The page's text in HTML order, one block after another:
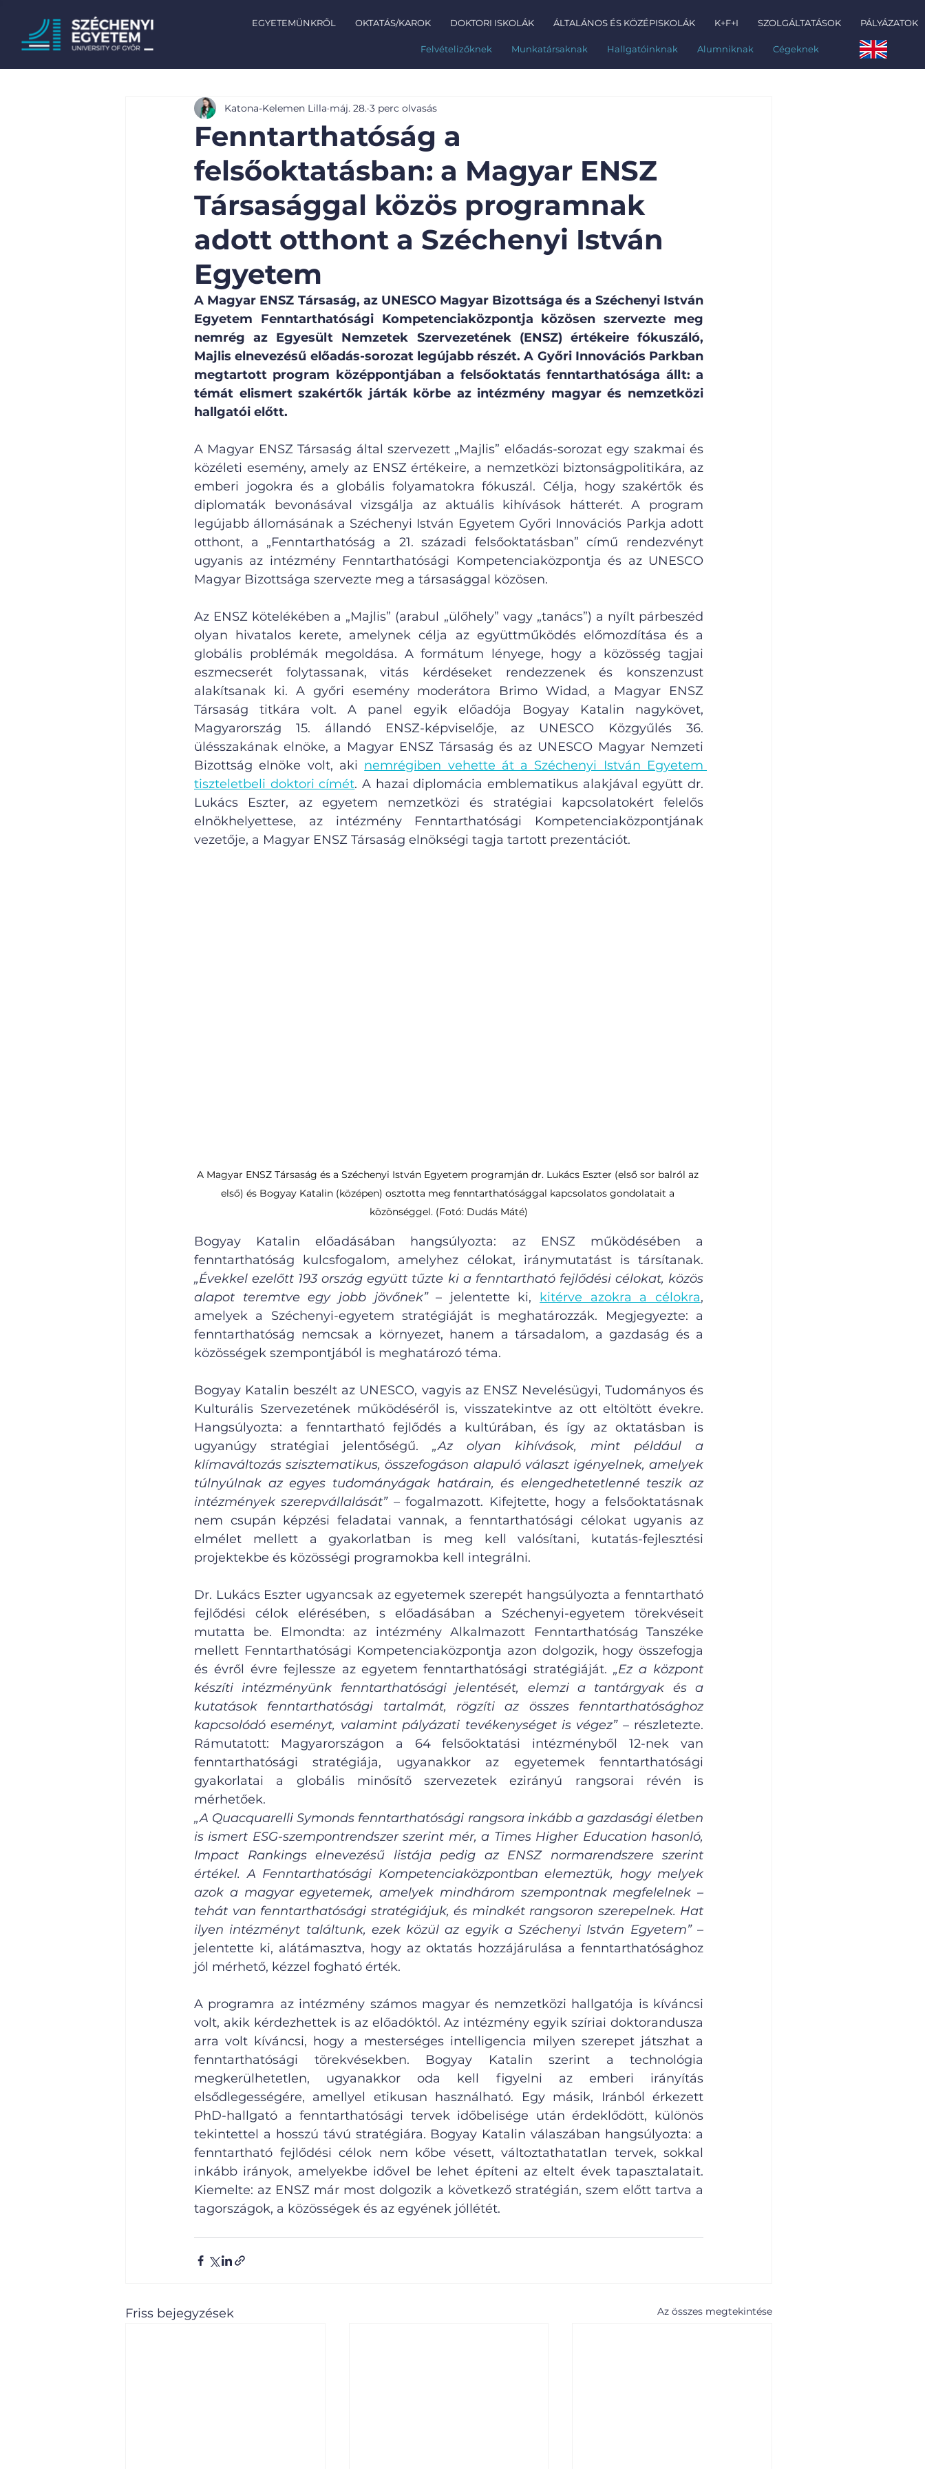
Felvételizőknek Munkatársaknak Hallgatóinknak Alumniknak Cégeknek
EGYETEMÜNKRŐL OKTATÁS/KAROK DOKTORI ISKOLÁK ÁLTALÁNOS ÉS KÖZÉPISKOLÁK K+F+I SZOLGÁLTATÁSOK PÁLYÁZATOK
Fenntarthatóság a
felsőoktatásban: a Magyar ENSZ
Társasággal közös programnak
adott otthont a Széchenyi István
Egyetem
Katona-Kelemen Lilla máj. 28. 3 perc olvasás
A Magyar ENSZ Társaság, az UNESCO Magyar Bizottsága és a Széchenyi István
Egyetem Fenntarthatósági Kompetenciaközpontja közösen szervezte meg
nemrég az Egyesült Nemzetek Szervezetének (ENSZ) értékeire fókuszáló,
Majlis elnevezésű előadás-sorozat legújabb részét. A Győri Innovációs Parkban
megtartott program középpontjában a felsőoktatás fenntarthatósága állt: a
témát elismert szakértők járták körbe az intézmény magyar és nemzetközi
hallgatói előtt.
A Magyar ENSZ Társaság által szervezett „Majlis” előadás-sorozat egy szakmai és
közéleti esemény, amely az ENSZ értékeire, a nemzetközi biztonságpolitikára, az
emberi jogokra és a globális folyamatokra fókuszál. Célja, hogy szakértők és
diplomaták bevonásával vizsgálja az aktuális kihívások hátterét. A program
legújabb állomásának a Széchenyi István Egyetem Győri Innovációs Parkja adott
otthont, a „Fenntarthatóság a 21. századi felsőoktatásban” című rendezvényt
ugyanis az intézmény Fenntarthatósági Kompetenciaközpontja és az UNESCO
Magyar Bizottsága szervezte meg a társasággal közösen.
Az ENSZ kötelékében a „Majlis” (arabul „ülőhely” vagy „tanács”) a nyílt párbeszéd
olyan hivatalos kerete, amelynek célja az együttműködés előmozdítása és a
globális problémák megoldása. A formátum lényege, hogy a közösség tagjai
eszmecserét folytassanak, vitás kérdéseket rendezzenek és konszenzust
alakítsanak ki. A győri esemény moderátora Brimo Widad, a Magyar ENSZ
Társaság titkára volt. A panel egyik előadója Bogyay Katalin nagykövet,
Magyarország 15. állandó ENSZ-képviselője, az UNESCO Közgyűlés 36.
ülésszakának elnöke, a Magyar ENSZ Társaság és az UNESCO Magyar Nemzeti
Bizottság elnöke volt, aki nemrégiben vehette át a Széchenyi István Egyetem
tiszteletbeli doktori címét. A hazai diplomácia emblematikus alakjával együtt dr.
Lukács Eszter, az egyetem nemzetközi és stratégiai kapcsolatokért felelős
elnökhelyettese, az intézmény Fenntarthatósági Kompetenciaközpontjának
vezetője, a Magyar ENSZ Társaság elnökségi tagja tartott prezentációt.
A Magyar ENSZ Társaság és a Széchenyi István Egyetem programján dr. Lukács Eszter (első sor balról az
első) és Bogyay Katalin (középen) osztotta meg fenntarthatósággal kapcsolatos gondolatait a
közönséggel. (Fotó: Dudás Máté)
Bogyay Katalin előadásában hangsúlyozta: az ENSZ működésében a
„Évekkel ezelőtt 193 ország együtt tűzte ki a fenntartható fejlődési célokat, közös
alapot teremtve egy jobb jövőnek” – jelentette ki, kitérve azokra a célokra,
amelyek a Széchenyi-egyetem stratégiáját is meghatározzák. Megjegyezte: a
fenntarthatóság nemcsak a környezet, hanem a társadalom, a gazdaság és a
közösségek szempontjából is meghatározó téma.
Bogyay Katalin beszélt az UNESCO, vagyis az ENSZ Nevelésügyi, Tudományos és
Kulturális Szervezetének működéséről is, visszatekintve az ott eltöltött évekre.
Hangsúlyozta: a fenntartható fejlődés a kultúrában, és így az oktatásban is
ugyanúgy stratégiai jelentőségű. „Az olyan kihívások, mint például a
klímaváltozás szisztematikus, összefogáson alapuló választ igényelnek, amelyek
túlnyúlnak az egyes tudományágak határain, és elengedhetetlenné teszik az
intézmények szerepvállalását” – fogalmazott. Kifejtette, hogy a felsőoktatásnak
nem csupán képzési feladatai vannak, a fenntarthatósági célokat ugyanis az
elmélet mellett a gyakorlatban is meg kell valósítani, kutatás-fejlesztési
projektekbe és közösségi programokba kell integrálni.
Dr. Lukács Eszter ugyancsak az egyetemek szerepét hangsúlyozta a fenntartható
fejlődési célok elérésében, s előadásában a Széchenyi-egyetem törekvéseit
mutatta be. Elmondta: az intézmény Alkalmazott Fenntarthatóság Tanszéke
mellett Fenntarthatósági Kompetenciaközpontja azon dolgozik, hogy összefogja
és évről évre fejlessze az egyetem fenntarthatósági stratégiáját. „Ez a központ
készíti intézményünk fenntarthatósági jelentését, elemzi a tantárgyak és a
kutatások fenntarthatósági tartalmát, rögzíti az összes fenntarthatósághoz
kapcsolódó eseményt, valamint pályázati tevékenységet is végez” – részletezte.
Rámutatott: Magyarországon a 64 felsőoktatási intézményből 12-nek van
fenntarthatósági stratégiája, ugyanakkor az egyetemek fenntarthatósági
gyakorlatai a globális minősítő szervezetek ezirányú rangsorai révén is
mérhetőek.
„A Quacquarelli Symonds fenntarthatósági rangsora inkább a gazdasági életben
is ismert ESG-szempontrendszer szerint mér, a Times Higher Education hasonló,
Impact Rankings elnevezésű listája pedig az ENSZ normarendszere szerint
értékel. A Fenntarthatósági Kompetenciaközpontban elemeztük, hogy melyek
azok a magyar egyetemek, amelyek mindhárom szempontnak megfelelnek –
tehát van fenntarthatósági stratégiájuk, és mindkét rangsoron szerepelnek. Hat
ilyen intézményt találtunk, ezek közül az egyik a Széchenyi István Egyetem” –
jelentette ki, alátámasztva, hogy az oktatás hozzájárulása a fenntarthatósághoz
jól mérhető, kézzel fogható érték.
A programra az intézmény számos magyar és nemzetközi hallgatója is kíváncsi
volt, akik kérdezhettek is az előadóktól. Az intézmény egyik szíriai doktorandusza
arra volt kíváncsi, hogy a mesterséges intelligencia milyen szerepet játszhat a
fenntarthatósági törekvésekben. Bogyay Katalin szerint a technológia
megkerülhetetlen, ugyanakkor oda kell figyelni az emberi irányítás
elsődlegességére, amellyel etikusan használható. Egy másik, Iránból érkezett
PhD-hallgató a fenntarthatósági tervek időbelisége után érdeklődött, különös
tekintettel a hosszú távú stratégiára. Bogyay Katalin válaszában hangsúlyozta: a
fenntartható fejlődési célok nem kőbe vésett, változtathatatlan tervek, sokkal
inkább irányok, amelyekbe idővel be lehet építeni az eltelt évek tapasztalatait.
Kiemelte: az ENSZ már most dolgozik a következő stratégián, szem előtt tartva a
tagországok, a közösségek és az egyének jóllétét.
Friss bejegyzések Az összes megtekintése